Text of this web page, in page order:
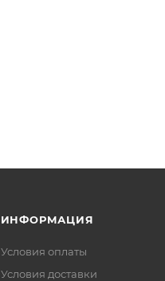
ИНФОРМАЦИЯ
Условия оплаты
Условия доставки